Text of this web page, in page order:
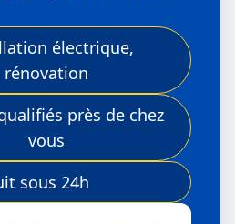
électrique,
rénovation
près de chez
vous
sous 24h